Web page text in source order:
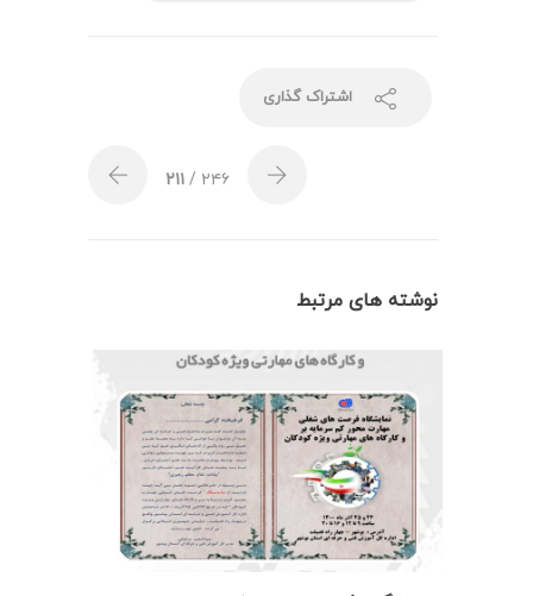
اشتراک گذاری
۲۱۱ / ۲۴۶
نوشته های مرتبط